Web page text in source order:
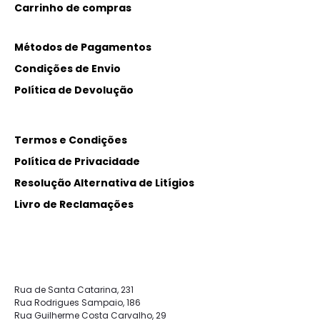
Carrinho de compras
Métodos de Pagamentos
Condições de Envio
Política de Devolução
Termos e Condições
Política de Privacidade
Resolução Alternativa de Litígios
Livro de Reclamações
Rua de Santa Catarina, 231
Rua Rodrigues Sampaio, 186
Rua Guilherme Costa Carvalho, 29